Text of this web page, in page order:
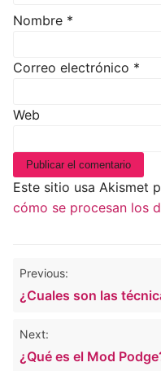
Nombre *
Correo electrónico *
Web
Este sitio usa Akismet
cómo se procesan los
Navegación
de
Previous:
¿Cuales son las
Next:
¿Qué es el Mod